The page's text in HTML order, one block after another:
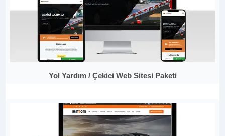
Yol Yardım / Çekici Web Sitesi Paketi